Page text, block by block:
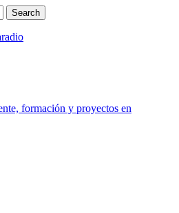
formación y proyectos en